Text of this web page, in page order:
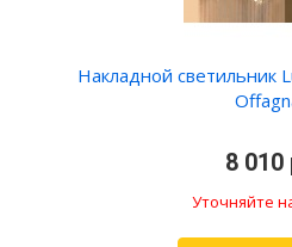
Накладной светильник
8 010
Уточняйте